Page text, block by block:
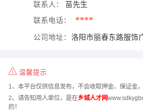
联系人： 苗先生
联系电话： ****
公司地址： 洛阳市丽春东路服饰
温馨提示
1、本平台仅供信息发布，不会收取押金、保证金
2、请告知用人单位，是在乡城人才网
的！